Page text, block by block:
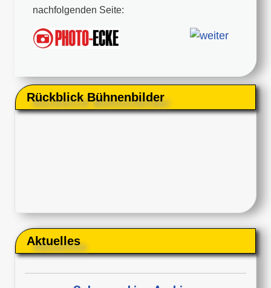
Aktuelles
nachfolgenden Seite:
Rückblick Bühnenbilder